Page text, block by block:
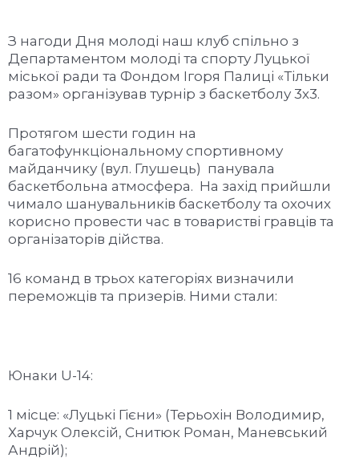
З нагоди Дня молоді наш клуб спільно з
Департаментом молоді та спорту Луцької
міської ради та Фондом Ігоря Палиці «Тільки
разом» організував турнір з баскетболу 3х3.
Протягом шести годин на
багатофункціональному спортивному
майданчику (вул. Глушець) панувала
баскетбольна атмосфера. На захід прийшли
чимало шанувальників баскетболу та охочих
корисно провести час в товаристві гравців та
організаторів дійства.
16 команд в трьох категоріях визначили
переможців та призерів. Ними стали:
Юнаки U-14:
1 місце: «Луцькі Гієни» (Терьохін Володимир,
Харчук Олексій, Снитюк Роман, Маневський
Андрій);